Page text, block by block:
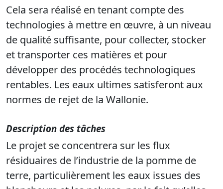
Cela sera réalisé en tenant compte des
technologies à mettre en œuvre, à un niveau
de qualité suffisante, pour collecter, stocker
et transporter ces matières et pour
développer des procédés technologiques
rentables. Les eaux ultimes satisferont aux
normes de rejet de la Wallonie.
Description des tâches
Le projet se concentrera sur les flux
résiduaires de l’industrie de la pomme de
terre, particulièrement les eaux issues des